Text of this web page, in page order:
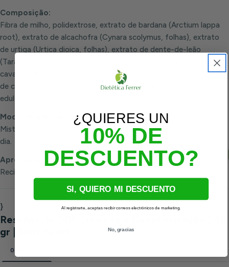
Composição:
Fibra de milho, polidextrose, extrato de bardana (Arctium lappa
root), extrato de alcachofra (Cynara scolymus, folhas), extrato
de urtiga (Urtica dioica, folhas), extrato de dente-de-leão
(Tarazacum officinalle Weber, partes aéreas), extrato de
cavalinha (Equisetum arvense, partes aéreas) ), aromas, extracto
de chá verde (Camellia sinensis, folha), acidificante (ácido cítrico),
edulcorantes (glicósidos de estevitol).
Modo de emprego:
Misture uma colher (12g) em meio litro de água e tome durante o
dia.
Apresentação:
Recipiente de 240gr.
}
¿QUIERES UN
10% DE
DESCUENTO?
SI, QUIERO MI DESCUENTO
Al registrarte, aceptas recibir correos electrónicos de marketing.
No, gracias